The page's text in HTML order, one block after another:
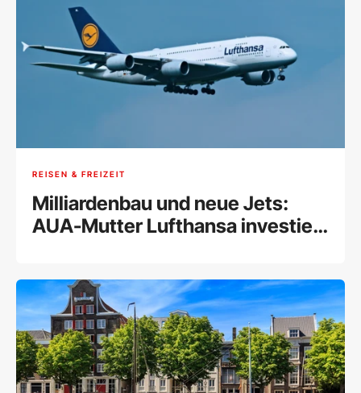
REISEN & FREIZEIT
Milliardenbau und neue Jets:
AUA-Mutter Lufthansa investiert